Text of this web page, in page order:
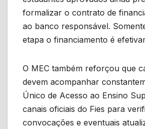
formalizar o contrato de
ao banco responsável.
etapa o financiamento é
O MEC também reforçou que
devem acompanhar
Único de Acesso ao Ensino
canais oficiais do Fies para
convocações e eventuais